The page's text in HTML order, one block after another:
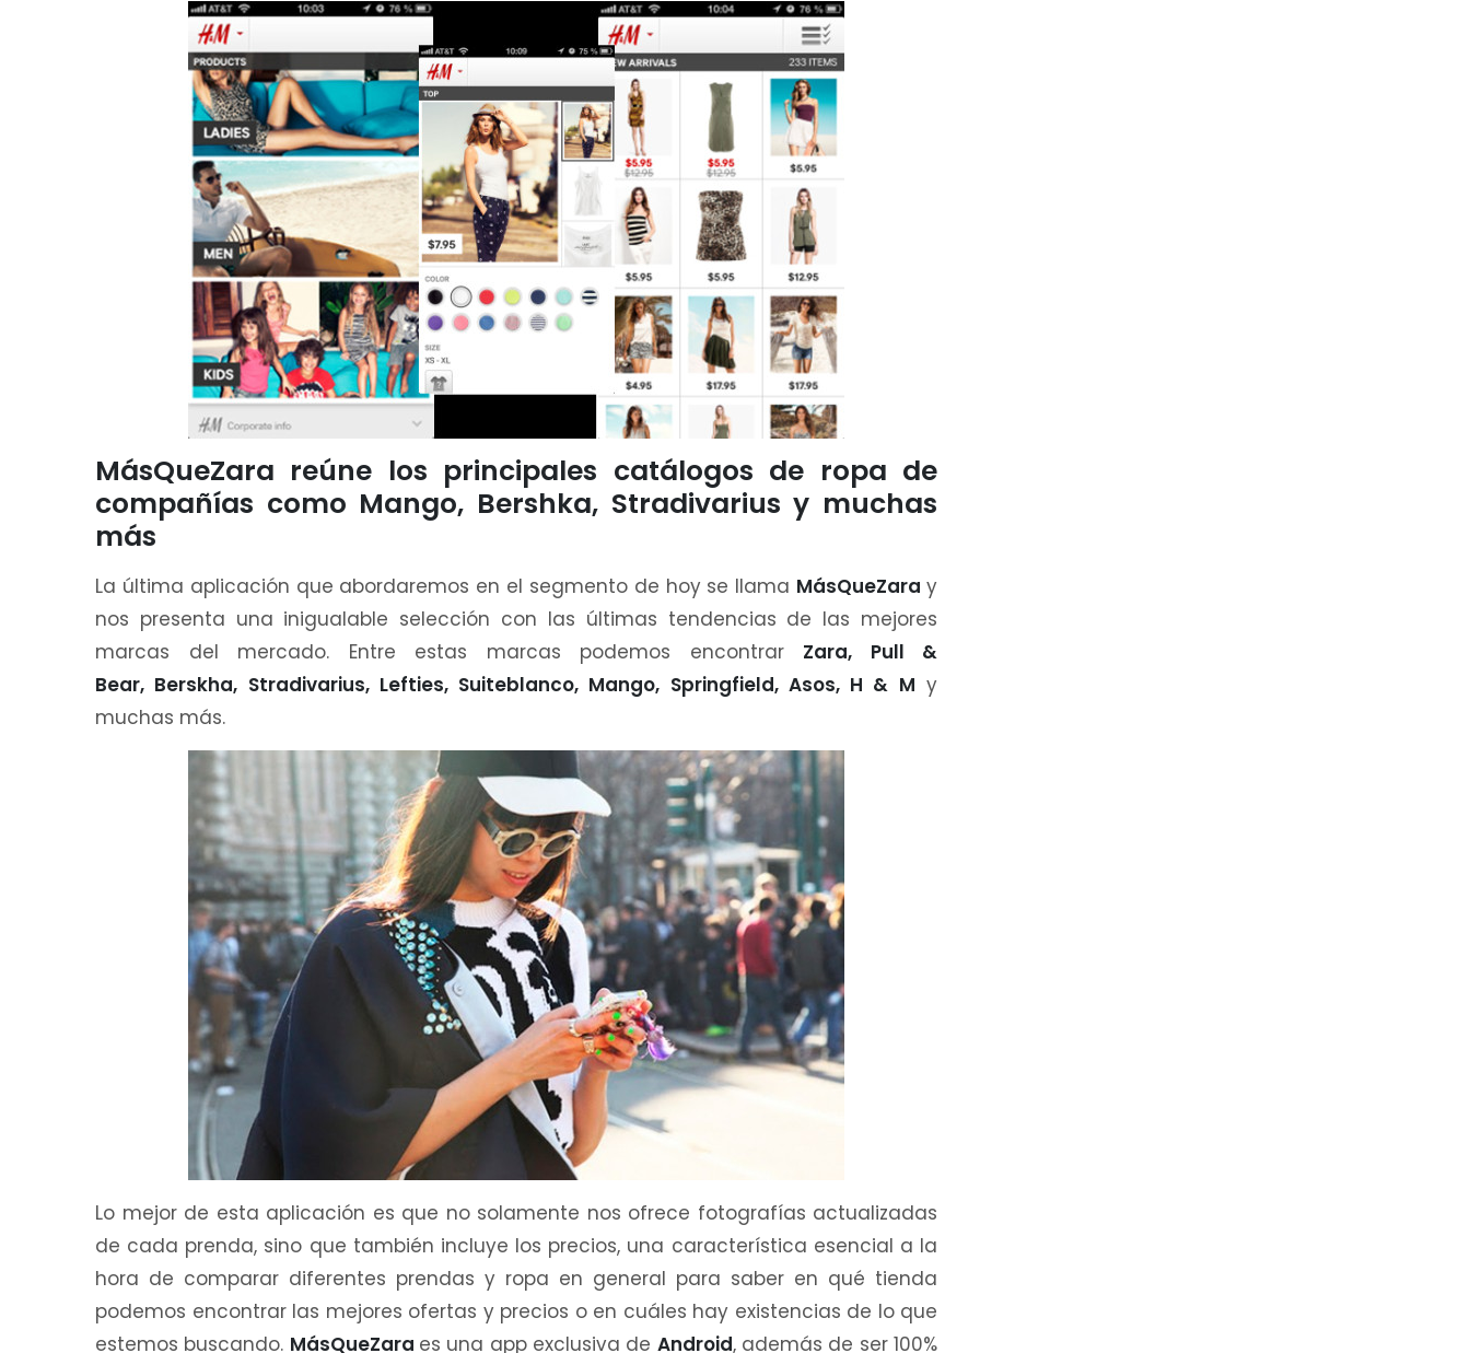
MásQueZara reúne los principales catálogos de ropa de
compañías como Mango, Bershka, Stradivarius y muchas
más
La última aplicación que abordaremos en el segmento de hoy se llama MásQueZaray
nos presenta una inigualable selección con las últimas tendencias de las mejores
marcas del mercado. Entre estas marcas podemos encontrar Zara, Pull &
Bear, Berskha, Stradivarius, Lefties, Suiteblanco, Mango, Springfield, Asos, H & M y
muchas más.
Lo mejor de esta aplicación es que no solamente nos ofrece fotografías actualizadas
de cada prenda, sino que también incluye los precios, una característica esencial a la
hora de comparar diferentes prendas y ropa en general para saber en qué tienda
podemos encontrar las mejores ofertas y precios o en cuáles hay existencias de lo que
estemos buscando. MásQueZara es una app exclusiva de Android, además de ser 100%